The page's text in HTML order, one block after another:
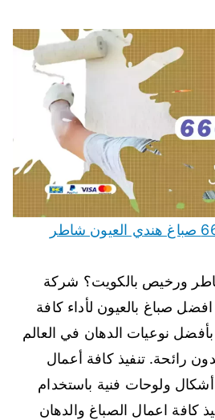
صباغ العيون 66616884 صباغ هندي العيون شاطر
ورخيص بالكويت؟ شركة
صباغ بالعيون لأداء كافة
نوعيات الدهان في العالم
رائحة. تنفيذ كافة أعمال
أشكال ولوحات فنية باستخدام
كافة اعمال الصباغ والدهان